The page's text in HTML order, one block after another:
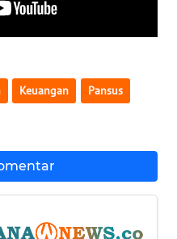
Keuangan Pansus